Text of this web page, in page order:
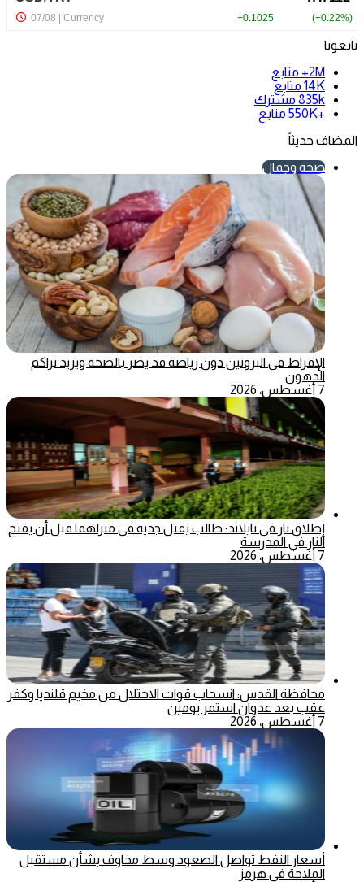
تابعونا
2M+
متابع
14K متابع
835k مشترك
+550K
متابع
المضاف حديثاً
صحة وجمال
الإفراط في البروتين دون رياضة قد يضر بالصحة ويزيد تراكم
الدهون
7 أغسطس، 2026
إطلاق نار في تايلاند: طالب يقتل جديه في منزلهما قبل أن يفتح
النار في المدرسة
7 أغسطس، 2026
محافظة القدس: انسحاب قوات الاحتلال من مخيم قلنديا وكفر
عقب بعد عدوان استمر يومين
7 أغسطس، 2026
أسعار النفط تواصل الصعود وسط مخاوف بشأن مستقبل
الملاحة في هرمز